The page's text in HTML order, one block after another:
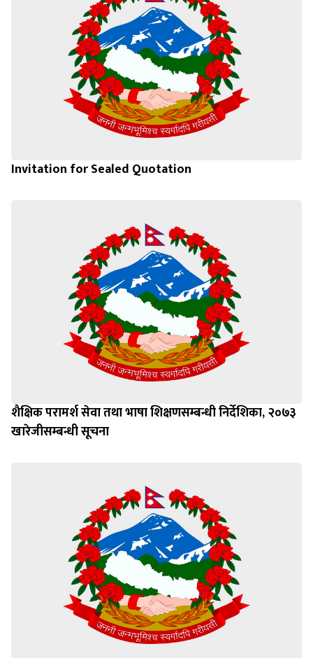
Invitation for Sealed Quotation
शैक्षिक परामर्श सेवा तथा भाषा शिक्षणसम्बन्धी निर्देशिका, २०७३
खारेजीसम्बन्धी सूचना